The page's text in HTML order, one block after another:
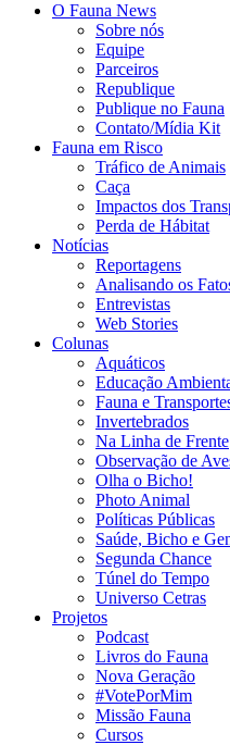
O Fauna News
Sobre nós
Equipe
Parceiros
Republique
Publique no Fauna
Contato/Mídia Kit
Fauna em Risco
Tráfico de Animais
Caça
Impactos dos
Perda de Hábitat
Notícias
Reportagens
Analisando os
Entrevistas
Web Stories
Colunas
Aquáticos
Educação
Fauna e
Invertebrados
Na Linha de Frente
Observação de
Olha o Bicho!
Photo Animal
Políticas Públicas
Saúde, Bicho e
Segunda Chance
Túnel do Tempo
Universo Cetras
Projetos
Podcast
Livros do Fauna
Nova Geração
#VotePorMim
Missão Fauna
Cursos